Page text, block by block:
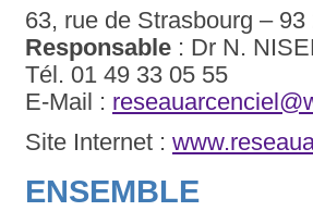
63, rue de Strasbourg –
Responsable : Dr N.
Tél. 01 49 33 05 55
E-Mail :
Site Internet :
ENSEMBLE